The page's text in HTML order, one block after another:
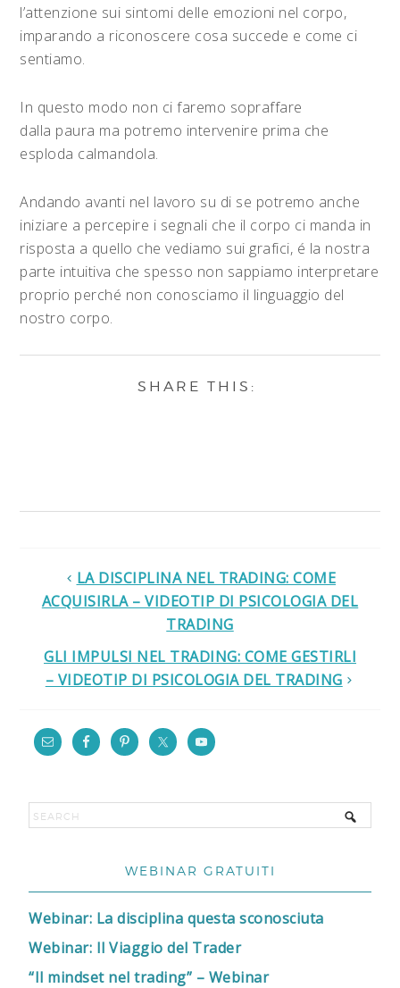
l’attenzione sui sintomi delle emozioni nel corpo,
imparando a riconoscere cosa succede e come ci
sentiamo.
In questo modo non ci faremo sopraffare
dalla paura ma potremo intervenire prima che
esploda calmandola.
Andando avanti nel lavoro su di se potremo anche
iniziare a percepire i segnali che il corpo ci manda in
risposta a quello che vediamo sui grafici, é la nostra
parte intuitiva che spesso non sappiamo interpretare
proprio perché non conosciamo il linguaggio del
nostro corpo.
LA DISCIPLINA NEL TRADING: COME
ACQUISIRLA – VIDEOTIP DI PSICOLOGIA DEL
TRADING
GLI IMPULSI NEL TRADING: COME GESTIRLI
– VIDEOTIP DI PSICOLOGIA DEL TRADING
WEBINAR GRATUITI
Webinar: La disciplina questa sconosciuta
Webinar: Il Viaggio del Trader
“Il mindset nel trading” – Webinar